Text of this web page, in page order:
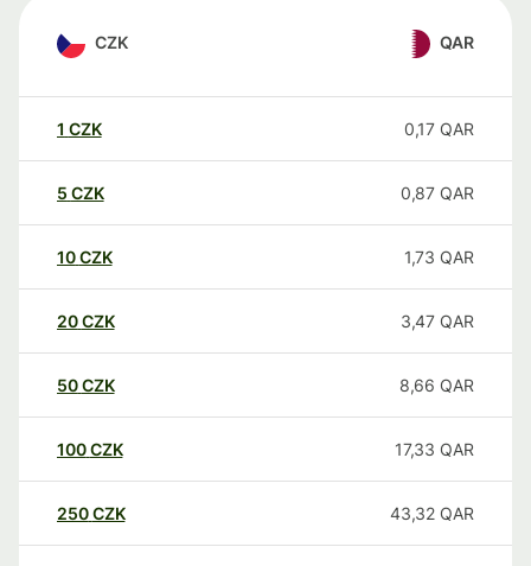
CZK QAR
1 CZK 0,17 QAR
5 CZK 0,87 QAR
10CZK 1,73 QAR
20CZK 3,47 QAR
50CZK 8,66 QAR
100CZK 17,33 QAR
250CZK 43,32 QAR